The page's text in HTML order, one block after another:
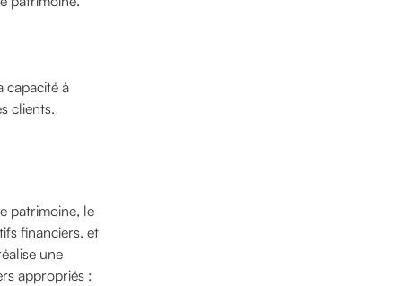
capacité à
clients.
patrimoine, le
financiers, et
une
appropriés :